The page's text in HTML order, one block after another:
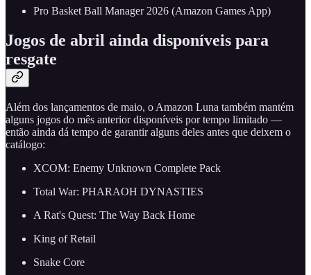
Pro Basket Ball Manager 2026 (Amazon Games App)
Jogos de abril ainda disponíveis para
resgate
Além dos lançamentos de maio, o Amazon Luna também mantém
alguns jogos do mês anterior disponíveis por tempo limitado —
então ainda dá tempo de garantir alguns deles antes que deixem o
catálogo:
XCOM: Enemy Unknown Complete Pack
Total War: PHARAOH DYNASTIES
A Rat's Quest: The Way Back Home
King of Retail
Snake Core